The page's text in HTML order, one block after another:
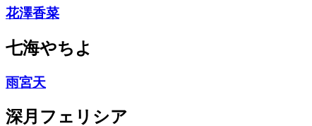
花澤香菜
七海やちよ
雨宮天
深月フェリシア